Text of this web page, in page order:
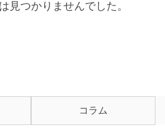
見つかりませんでした。
コラム